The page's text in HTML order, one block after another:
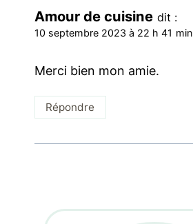
Amour de cuisine dit :
10 septembre 2023 à 22 h 41 min
Merci bien mon amie.
Répondre